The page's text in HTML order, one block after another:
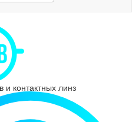
контактных линз